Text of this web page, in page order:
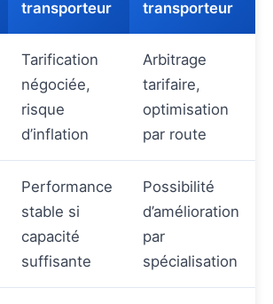
transporteur
transporteur
Tarification
négociée,
risque
d’inflation
Arbitrage
tarifaire,
optimisation
par route
Performance
stable si
capacité
suffisante
Possibilité
d’amélioration
par
spécialisation